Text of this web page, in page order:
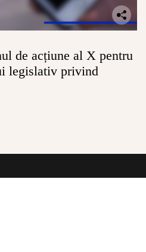
de acțiune al X pentru
legislativ privind